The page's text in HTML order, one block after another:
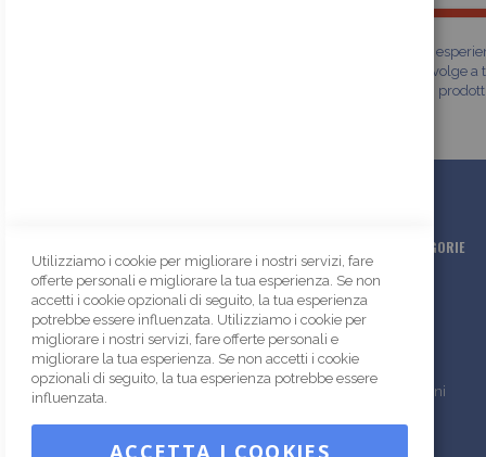
Siamo una realtà che vanta oltre trent'anni di
nel settore della moda. Il nostro shop online si rivolge a
gli specialisti del mondo fashion che cercano
Azienda
Contatti
Il mio account
I miei ordini
Ricerca avanzata
PRINCIPALI CATEGORIE
Bottoni
Accessori
Zip e cerniere
Passamaneria
Tessuti americani
Utilizziamo i cookie per migliorare i nostri servizi, fare
offerte personali e migliorare la tua esperienza. Se non
accetti i cookie opzionali di seguito, la tua esperienza
potrebbe essere influenzata. Utilizziamo i cookie per
migliorare i nostri servizi, fare offerte personali e
migliorare la tua esperienza. Se non accetti i cookie
opzionali di seguito, la tua esperienza potrebbe essere
influenzata.
ACCETTA I COOKIES